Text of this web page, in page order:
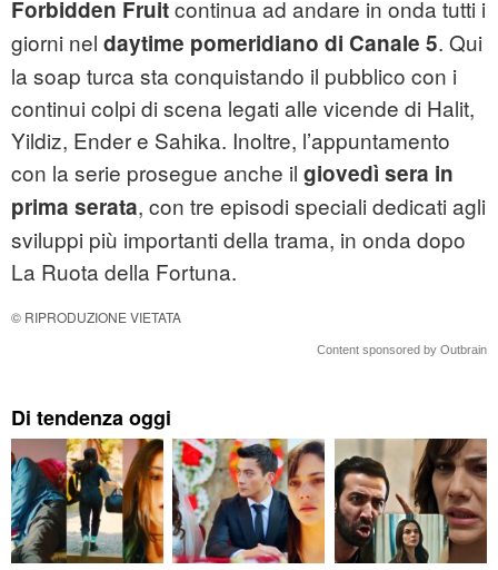
Forbidden Fruitcontinua ad andare in onda tutti i
giorni nel daytime pomeridiano di Canale 5. Qui
la soap turca sta conquistando il pubblico con i
continui colpi di scena legati alle vicende di Halit,
Yildiz, Ender e Sahika. Inoltre, l’appuntamento
con la serie prosegue anche il giovedì sera in
prima serata, con tre episodi speciali dedicati agli
sviluppi più importanti della trama, in onda dopo
La Ruota della Fortuna.
© RIPRODUZIONE VIETATA
Content sponsored by Outbrain
Di tendenza oggi